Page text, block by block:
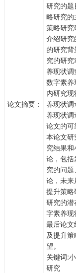
论文摘要：
研究的
略研究
策略研究
介绍研
的研究
究的研
养现状
数字素
内研究
养现状
养现状
论文的可
本论文
究结果
论，包
究的问
论，未
提升策
研究的
字素养现
最后论
及提升
望。
关键词:
研究